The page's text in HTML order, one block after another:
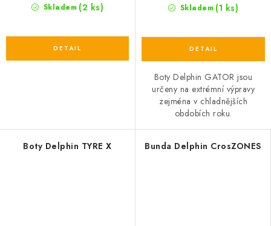
Skladem (2 ks) Skladem (1 ks)
Boty Delphin GATOR jsou
určeny na extrémní výpravy
zejména v chladnějších
obdobích roku.
Boty Delphin TYRE X Bunda Delphin CrosZONES